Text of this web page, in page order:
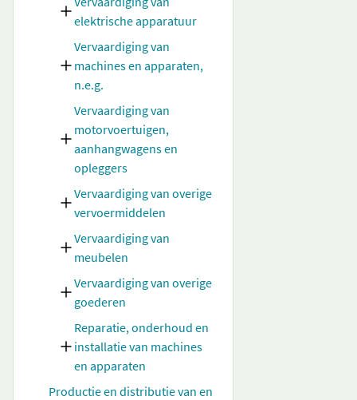
elektrische apparatuur
Vervaardiging van
machines en apparaten,
n.e.g.
Vervaardiging van
motorvoertuigen,
aanhangwagens en
opleggers
Vervaardiging van overige
vervoermiddelen
Vervaardiging van
meubelen
Vervaardiging van overige
goederen
Reparatie, onderhoud en
installatie van machines
en apparaten
Productie en distributie van en